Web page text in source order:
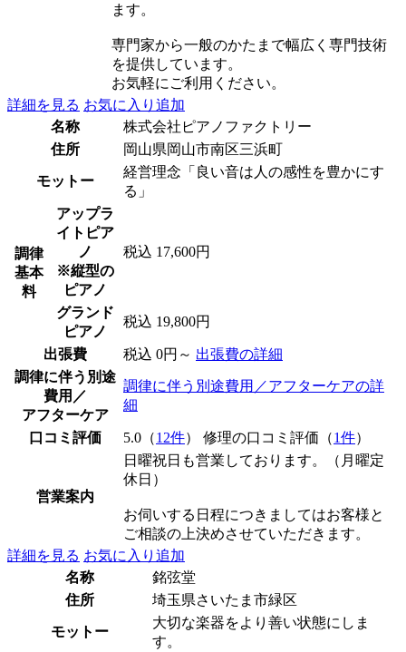
ます。
専門家から一般のかたまで幅広く専門技術
を提供しています。
お気軽にご利用ください。
詳細を見る お気に入り追加
名称
株式会社ピアノファクトリー
住所
岡山県岡山市南区三浜町
モットー
経営理念「良い音は人の感性を豊かにす
る」
調律
基本
料
アップラ
イトピア
ノ
※縦型の
ピアノ
税込 17,600円
グランド
ピアノ
税込 19,800円
出張費 税込 0円～ 出張費の詳細
調律に伴う別途
費用／
アフターケア
調律に伴う別途費用／アフターケアの詳
細
口コミ評価 5.0（12件） 修理の口コミ評価（1件）
営業案内
日曜祝日も営業しております。（月曜定
休日）
お伺いする日程につきましてはお客様と
ご相談の上決めさせていただきます。
詳細を見る お気に入り追加
名称
銘弦堂
住所
埼玉県さいたま市緑区
モットー
大切な楽器をより善い状態にしま
す。